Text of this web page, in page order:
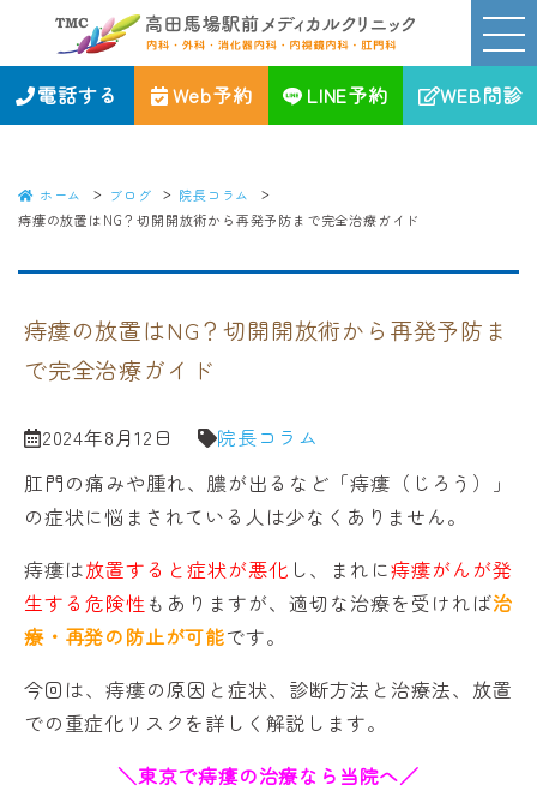
電話する Web予約 LINE予約 WEB問診
痔瘻の放置はNG？切開開放術から再発予防まで完全治療ガイド｜高田馬
場駅前メディカルクリニック｜新宿区の消化器、内視鏡、内科・外科・
ホーム ブログ
院長コラム
痔瘻の放置はNG？切開開放術から再発予防まで完全治療ガイド
痔瘻の放置はNG？切開開放術から再発予防ま
で完全治療ガイド
2024年8月12日
院長コラム
肛門の痛みや腫れ、膿が出るなど「痔瘻（じろう）」
の症状に悩まされている人は少なくありません。
痔瘻は放置すると症状が悪化 し、まれに痔瘻がんが発
生する危険性 もありますが、適切な治療を受ければ治
療・再発の防止が可能です。
今回は、痔瘻の原因と症状、診断方法と治療法、放置
での重症化リスクを詳しく解説します。
＼東京で痔瘻の治療なら当院へ／